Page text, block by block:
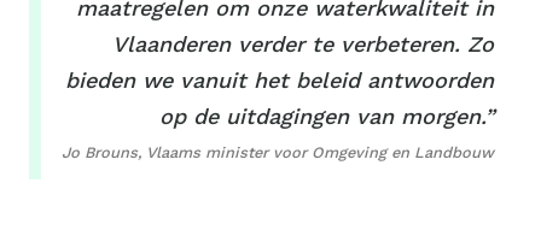
maatregelen om onze waterkwaliteit in
Vlaanderen verder te verbeteren. Zo
bieden we vanuit het beleid antwoorden
op de uitdagingen van morgen.”
Jo Brouns, Vlaams minister voor Omgeving en Landbouw